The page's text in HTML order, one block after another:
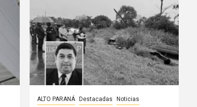
ALTO PARANÁ Destacadas Noticias